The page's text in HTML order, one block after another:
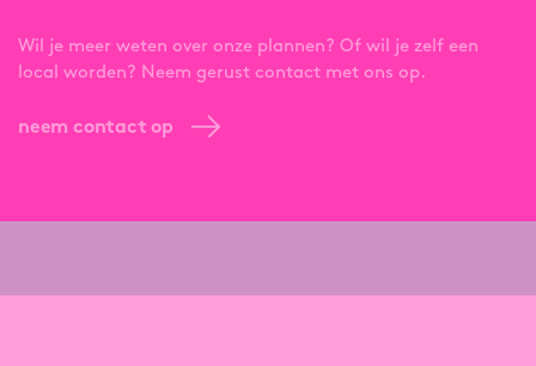
Wil je meer weten over onze plannen? Of wil je zelf een
local worden? Neem gerust contact met ons op.
neem contact op